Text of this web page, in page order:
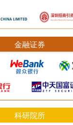
金融证券
科研院所